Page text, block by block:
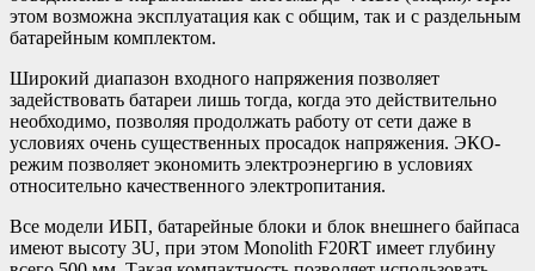
этом возможна эксплуатация как с общим, так и с раздельным
батарейным комплектом.
Широкий диапазон входного напряжения позволяет
задействовать батареи лишь тогда, когда это действительно
необходимо, позволяя продолжать работу от сети даже в
условиях очень существенных просадок напряжения. ЭКО-
режим позволяет экономить электроэнергию в условиях
относительно качественного электропитания.
Все модели ИБП, батарейные блоки и блок внешнего байпаса
имеют высоту 3U, при этом Мonolith F20RT имеет глубину